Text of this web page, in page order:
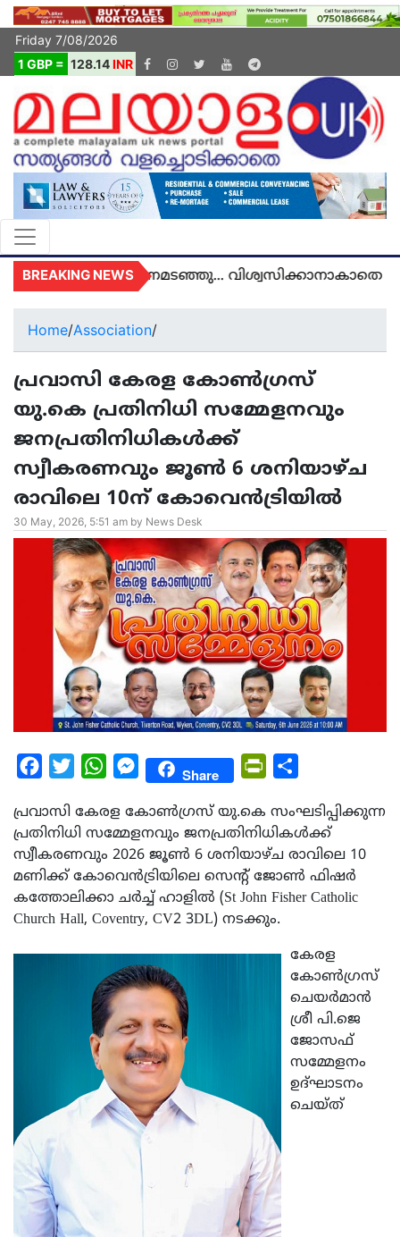
Friday 7/08/2026
1 GBP = 128.14INR
BREAKING NEWS
മരണമടഞ്ഞു... വിശ്വസിക്കാനാകാതെ യുകെ
Home/Association/
പ്രവാസി കേരള കോൺഗ്രസ്
യു.കെ പ്രതിനിധി സമ്മേളനവും
ജനപ്രതിനിധികൾക്ക്
സ്വീകരണവും ജൂൺ 6 ശനിയാഴ്ച
രാവിലെ 10ന് കോവെൻട്രിയിൽ
30 May, 2026, 5:51 am by News Desk
Facebook
Twitter WhatsAppMessengerShare PrintFriendly
പ്രവാസി കേരള കോൺഗ്രസ് യു.കെ സംഘടിപ്പിക്കുന്ന
പ്രതിനിധി സമ്മേളനവും ജനപ്രതിനിധികൾക്ക്
സ്വീകരണവും 2026 ജൂൺ 6 ശനിയാഴ്ച രാവിലെ 10
മണിക്ക് കോവെൻട്രിയിലെ സെന്റ് ജോൺ ഫിഷർ
കത്തോലിക്കാ ചർച്ച് ഹാളിൽ (St John Fisher Catholic
Church Hall, Coventry, CV2 3DL) നടക്കും.
കേരള
കോൺഗ്രസ്
ചെയർമാൻ
ശ്രീ പി.ജെ
ജോസഫ്
സമ്മേളനം
ഉദ്ഘാടനം
ചെയ്ത്